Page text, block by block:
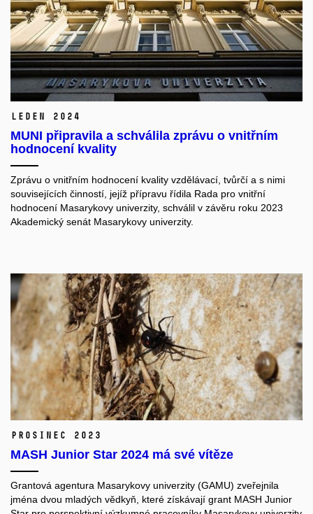
leden 2024
MUNI připravila a schválila zprávu o vnitřním
hodnocení kvality
Zprávu o vnitřním hodnocení kvality vzdělávací, tvůrčí a s nimi
souvisejících činností, jejíž přípravu řídila Rada pro vnitřní
hodnocení Masarykovy univerzity, schválil v závěru roku 2023
Akademický senát Masarykovy univerzity.
prosinec 2023
MASH Junior Star 2024 má své vítěze
Grantová agentura Masarykovy univerzity (GAMU) zveřejnila
jména dvou mladých vědkyň, které získávají grant MASH Junior